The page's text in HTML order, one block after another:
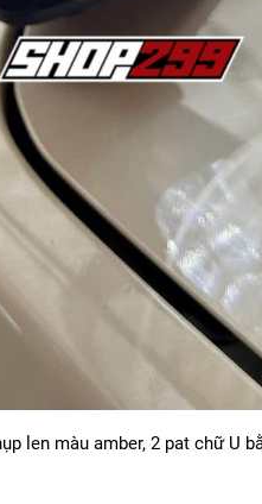
len màu amber, 2 pat chữ U